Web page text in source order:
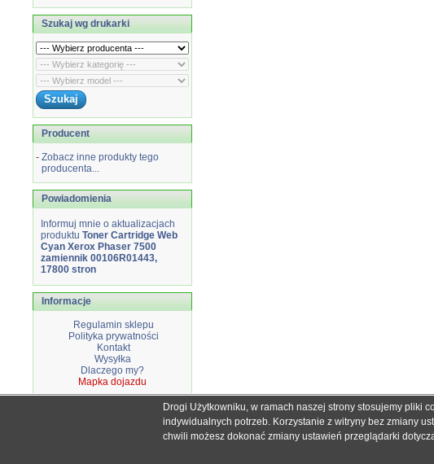
Szukaj wg drukarki
Producent
- Zobacz inne produkty tego
producenta...
Powiadomienia
Informuj mnie o aktualizacjach
produktu Toner Cartridge Web
Cyan Xerox Phaser 7500
zamiennik 00106R01443,
17800 stron
Informacje
Regulamin sklepu
Polityka prywatności
Kontakt
Wysyłka
Dlaczego my?
Mapka dojazdu
Wszystkie nazwy i znaki handlowe użyte na stronie sklepu dobretonery.pl
Mimo dołożenia wszelkich starań nie gwarantujemy,
W przypadku
Drogi Użytkowniku, w ramach naszej strony stosujemy pliki
indywidualnych potrzeb. Korzystanie z witryny bez zmiany
chwili możesz dokonać zmiany ustawień przeglądarki